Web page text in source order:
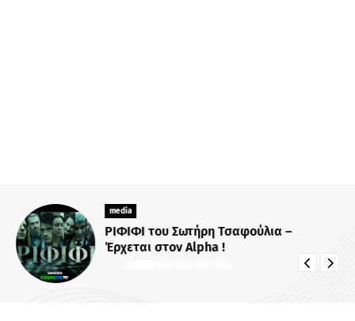
media
ΡΙΦΙΦΙ του Σωτήρη Τσαφούλια –
Έρχεται στον Alpha !